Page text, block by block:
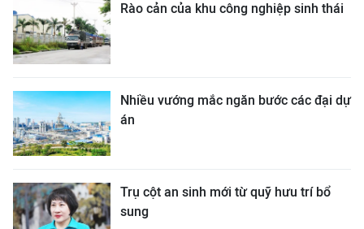
Rào cản của khu công nghiệp sinh thái
Nhiều vướng mắc ngăn bước các đại dự
án
Trụ cột an sinh mới từ quỹ hưu trí bổ
sung